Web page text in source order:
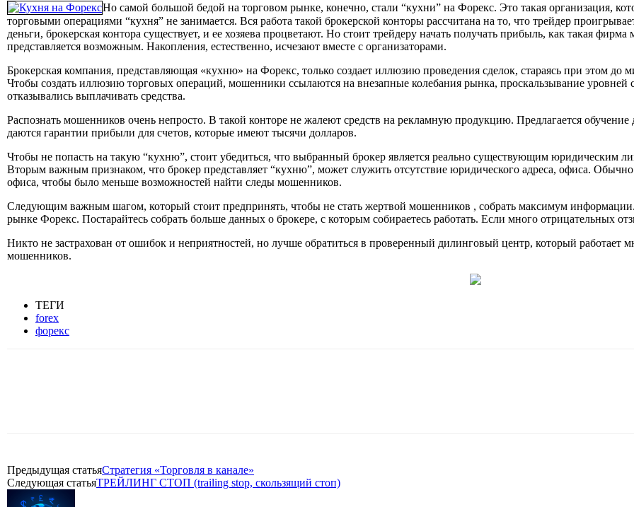
Но самой большой бедой на торговом рынке, конечно, стали “кухни” на Форекс. Это такая организация,
торговыми операциями “кухня” не занимается. Вся работа такой брокерской конторы рассчитана на то, что трейдер
деньги, брокерская контора существует, и ее хозяева процветают. Но стоит трейдеру начать получать прибыль, как такая
представляется возможным. Накопления, естественно, исчезают вместе с организаторами.
Брокерская компания, представляющая «кухню» на Форекс, только создает иллюзию проведения сделок, стараясь при этом
Чтобы создать иллюзию торговых операций, мошенники ссылаются на внезапные колебания рынка, проскальзывание уровней
отказывались выплачивать средства.
Распознать мошенников очень непросто. В такой конторе не жалеют средств на рекламную продукцию. Предлагается обучение
даются гарантии прибыли для счетов, которые имеют тысячи долларов.
Чтобы не попасть на такую “кухню”, стоит убедиться, что выбранный брокер является реально существующим юридическим
Вторым важным признаком, что брокер представляет “кухню”, может служить отсутствие юридического адреса, офиса.
офиса, чтобы было меньше возможностей найти следы мошенников.
Следующим важным шагом, который стоит предпринять, чтобы не стать жертвой мошенников , собрать максимум
рынке Форекс. Постарайтесь собрать больше данных о брокере, с которым собираетесь работать. Если много отрицательных
Никто не застрахован от ошибок и неприятностей, но лучше обратиться в проверенный дилинговый центр, который работает
мошенников.
ТЕГИ
forex
форекс
Предыдущая статьяСтратегия «Торговля в канале»
Следующая статьяТРЕЙЛИНГ СТОП (trailing stop, скользящий стоп)